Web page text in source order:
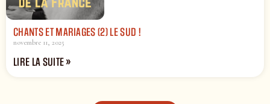
CHANTS ET MARIAGES (2) LE SUD !
novembre 11, 2025
LIRE LA SUITE »